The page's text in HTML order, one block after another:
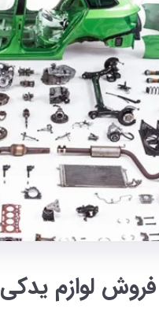
لوازم یدکی